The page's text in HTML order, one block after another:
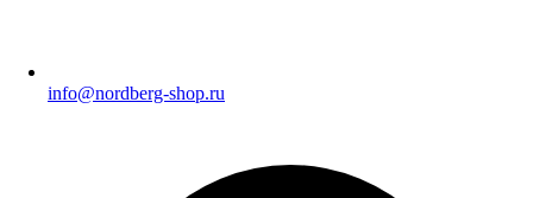
info@nordberg-shop.ru